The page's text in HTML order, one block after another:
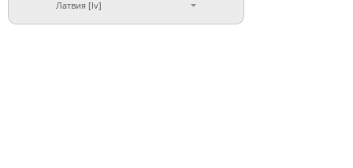
Латвия [lv]